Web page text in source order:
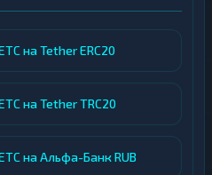
на Tether ERC20
на Tether TRC20
на Альфа-Банк RUB